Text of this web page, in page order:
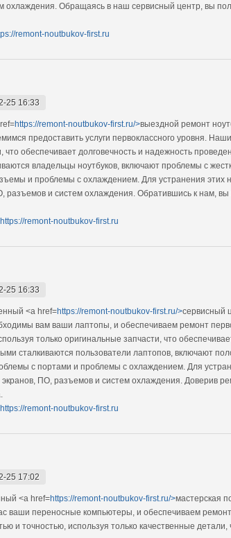
охлаждения. Обращаясь в наш сервисный центр, вы
remont-noutbukov-first.ru
25 16:33
https://remont-noutbukov-first.ru/>выездной ремонт
предоставить услуги первоклассного уровня.
что обеспечивает долговечность и надежность
владельцы ноутбуков, включают проблемы с
и проблемы с охлаждением. Для устранения
разъемов и систем охлаждения. Обратившись к нам,
https://remont-noutbukov-first.ru
25 16:33
<a href=https://remont-noutbukov-first.ru/>сервисный
вам ваши лаптопы, и обеспечиваем ремонт
только оригинальные запчасти, что
сталкиваются пользователи лаптопов, включают
с портами и проблемы с охлаждением. Для
ПО, разъемов и систем охлаждения. Доверив
https://remont-noutbukov-first.ru
25 17:02
<a href=https://remont-noutbukov-first.ru/>мастерская
ваши переносные компьютеры, и обеспечиваем
и точностью, используя только качественные детали,